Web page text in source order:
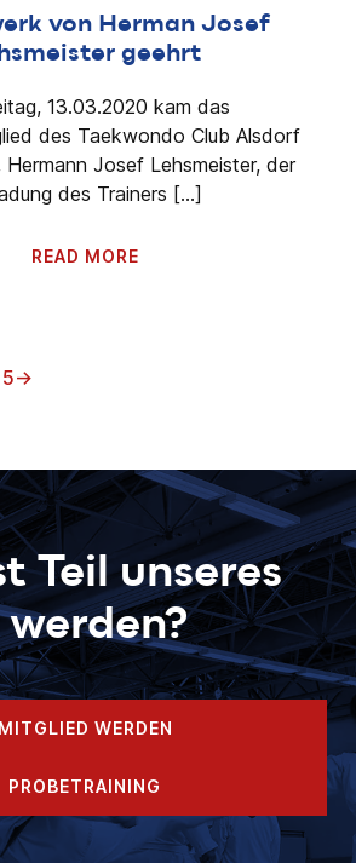
von Herman Josef
geehrt
13.03.2020 kam das
des Taekwondo Club Alsdorf
Hermann Josef Lehsmeister, der
des Trainers […]
READ MORE
→
Teil unseres
MITGLIED WERDEN
PROBETRAINING